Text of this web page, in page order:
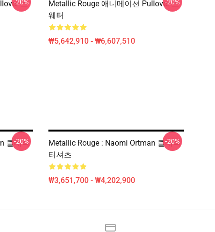
스
-20%
Metallic Rouge 애니메이션 Pullover 스
웨터
₩5,642,910 - ₩6,607,510
-20%
클래식
-20%
Metallic Rouge : Naomi Ortman 클래식
티셔츠
₩3,651,700 - ₩4,202,900
-20%